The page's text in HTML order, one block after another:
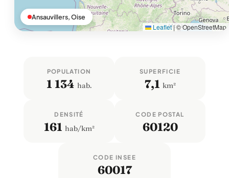
Leaflet |© OpenStreetMap
Ansauvillers, Oise
POPULATION
1 134 hab.
SUPERFICIE
7,1 km²
DENSITÉ
161 hab/km²
CODE POSTAL
60120
CODE INSEE
60017